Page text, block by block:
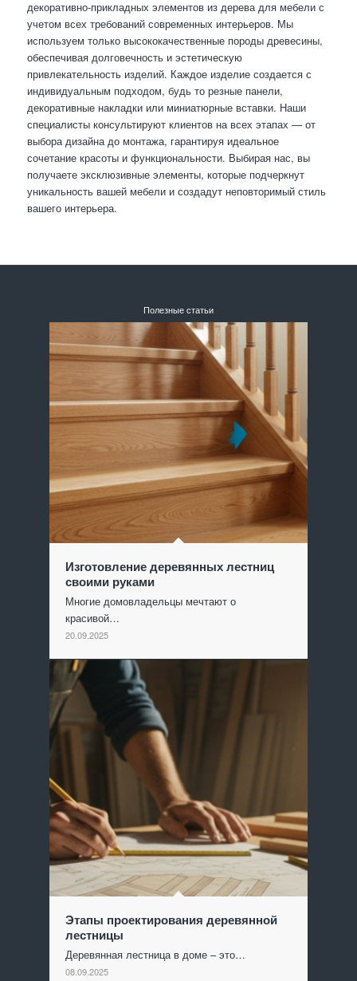
декоративно-прикладных элементов из дерева для мебели с
учетом всех требований современных интерьеров. Мы
используем только высококачественные породы древесины,
обеспечивая долговечность и эстетическую
привлекательность изделий. Каждое изделие создается с
индивидуальным подходом, будь то резные панели,
декоративные накладки или миниатюрные вставки. Наши
специалисты консультируют клиентов на всех этапах — от
выбора дизайна до монтажа, гарантируя идеальное
сочетание красоты и функциональности. Выбирая нас, вы
получаете эксклюзивные элементы, которые подчеркнут
уникальность вашей мебели и создадут неповторимый стиль
вашего интерьера.
Полезные статьи
Изготовление деревянных лестниц
своими руками
Многие домовладельцы мечтают о
красивой…
20.09.2025
Этапы проектирования деревянной
лестницы
Деревянная лестница в доме – это…
08.09.2025